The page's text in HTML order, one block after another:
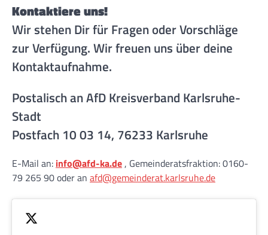
Kontaktiere uns!
Wir stehen Dir für Fragen oder Vorschläge
zur Verfügung. Wir freuen uns über deine
Kontaktaufnahme.
Postalisch an AfD Kreisverband Karlsruhe-
Stadt
Postfach 10 03 14, 76233 Karlsruhe
E-Mail an: info@afd-ka.de, Gemeinderatsfraktion: 0160-
79 265 90 oder an afd@gemeinderat.karlsruhe.de